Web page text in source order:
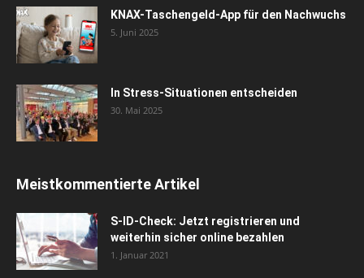
KNAX-Taschengeld-App für den Nachwuchs
5. Juni 2025
In Stress-Situationen entscheiden
30. Mai 2025
Meistkommentierte Artikel
S-ID-Check: Jetzt registrieren und
weiterhin sicher online bezahlen
1. Januar 2021